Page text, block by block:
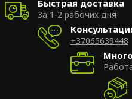
Быстрая доставка
За 1-2 рабочих дня
+37065639448